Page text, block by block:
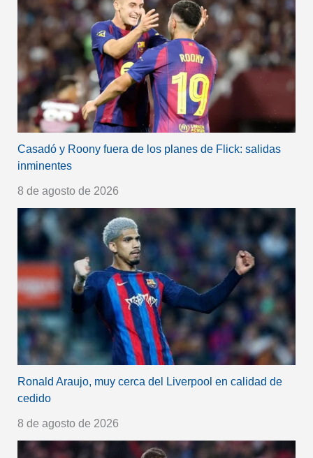
Casadó y Roony fuera de los planes de Flick: salidas
inminentes
8 de agosto de 2026
Ronald Araujo, muy cerca del Liverpool en calidad de
cedido
8 de agosto de 2026